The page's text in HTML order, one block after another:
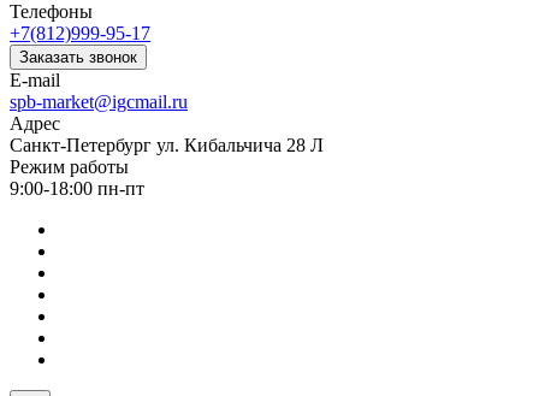
Телефоны
+7(812)999-95-17
Заказать звонок
E-mail
spb-market@igcmail.ru
Адрес
Санкт-Петербург ул. Кибальчича 28 Л
Режим работы
9:00-18:00 пн-пт